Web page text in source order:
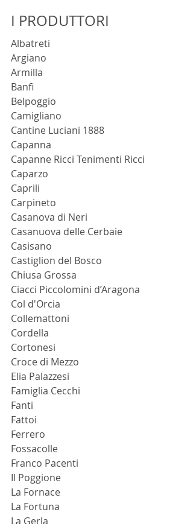
I PRODUTTORI
Albatreti
Argiano
Armilla
Banfi
Belpoggio
Camigliano
Cantine Luciani 1888
Capanna
Capanne Ricci Tenimenti Ricci
Caparzo
Caprili
Carpineto
Casanova di Neri
Casanuova delle Cerbaie
Casisano
Castiglion del Bosco
Chiusa Grossa
Ciacci Piccolomini d’Aragona
Col d'Orcia
Collemattoni
Cordella
Cortonesi
Croce di Mezzo
Elia Palazzesi
Famiglia Cecchi
Fanti
Fattoi
Ferrero
Fossacolle
Franco Pacenti
Il Poggione
La Fornace
La Fortuna
La Gerla